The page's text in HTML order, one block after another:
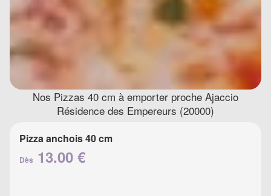
Nos Pizzas 40 cm à emporter proche Ajaccio
Résidence des Empereurs (20000)
Pizza anchois 40 cm
Dès 13.00 €